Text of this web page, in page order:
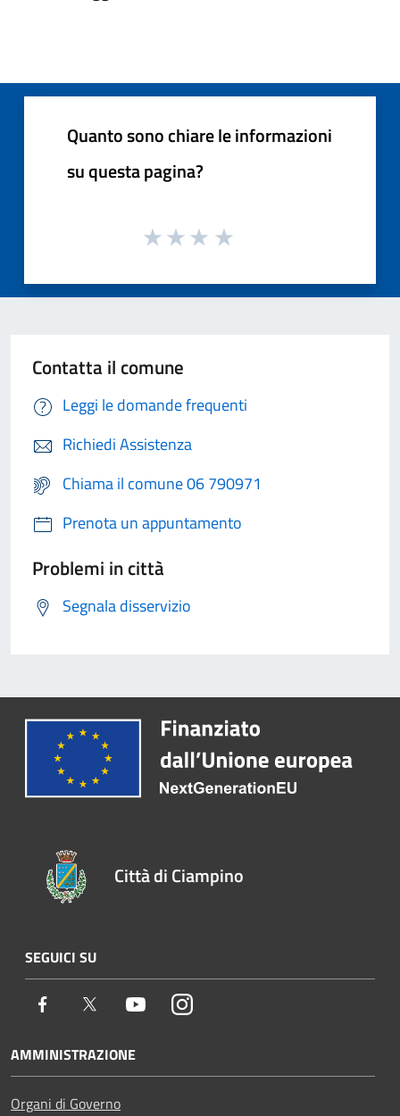
Quanto sono chiare le informazioni
su questa pagina?
Contatta il comune
Leggi le domande frequenti
Richiedi Assistenza
Chiama il comune 06 790971
Prenota un appuntamento
Problemi in città
Segnala disservizio
Città di Ciampino
SEGUICI SU
Facebook Twitter YoutubeInstagram
AMMINISTRAZIONE
Organi di Governo